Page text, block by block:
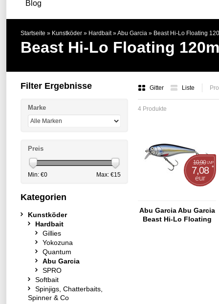
Blog
Startseite » Kunstköder » Hardbait»Abu Garcia » Beast Hi-Lo Floating
Beast Hi-Lo Floating
Gitter Liste
4 Produkte
10,90 UVP
7,08 *
eur
Abu Garcia Abu Garcia
Beast Hi-Lo Floating
Filter Ergebnisse
Marke
Preis
Min: €0 Max: €15
Kategorien
Kunstköder
Hardbait
Gillies
Yokozuna
Quantum
Abu Garcia
SPRO
Softbait
Spinjigs, Chatterbaits,
Spinner & Co